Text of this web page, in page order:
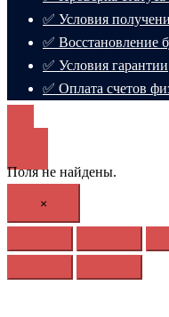
✅ Условия
✅ Восстановление
✅ Условия гарантии
✅ Оплата счетов
Поля не найдены.
×